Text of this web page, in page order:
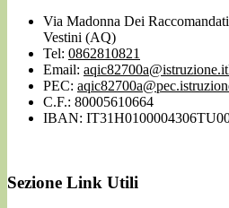
Via Madonna Dei
Vestini (AQ)
Tel: 0862810821
Email: aqic82700a@istruzione.it
PEC:
C.F.: 80005610664
IBAN:
Sezione Link Utili